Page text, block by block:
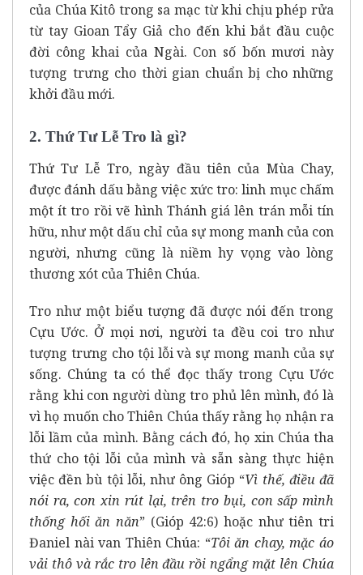
của Chúa Kitô trong sa mạc từ khi chịu phép rửa
từ tay Gioan Tẩy Giả cho đến khi bắt đầu cuộc
đời công khai của Ngài. Con số bốn mươi này
tượng trưng cho thời gian chuẩn bị cho những
khởi đầu mới.
2. Thứ Tư Lễ Tro là gì?
Thứ Tư Lễ Tro, ngày đầu tiên của Mùa Chay,
được đánh dấu bằng việc xức tro: linh mục chấm
một ít tro rồi vẽ hình Thánh giá lên trán mỗi tín
hữu, như một dấu chỉ của sự mong manh của con
người, nhưng cũng là niềm hy vọng vào lòng
thương xót của Thiên Chúa.
Tro như một biểu tượng đã được nói đến trong
Cựu Ước. Ở mọi nơi, người ta đều coi tro như
tượng trưng cho tội lỗi và sự mong manh của sự
sống. Chúng ta có thể đọc thấy trong Cựu Ước
rằng khi con người dùng tro phủ lên mình, đó là
vì họ muốn cho Thiên Chúa thấy rằng họ nhận ra
lỗi lầm của mình. Bằng cách đó, họ xin Chúa tha
thứ cho tội lỗi của mình và sẵn sàng thực hiện
việc đền bù tội lỗi, như ông Gióp “Vì thế, điều đã
nói ra, con xin rút lại, trên tro bụi, con sấp mình
thống hối ăn năn” (Gióp 42:6) hoặc như tiên tri
Đaniel nài van Thiên Chúa: “Tôi ăn chay, mặc áo
vải thô và rắc tro lên đầu rồi ngẩng mặt lên Chúa